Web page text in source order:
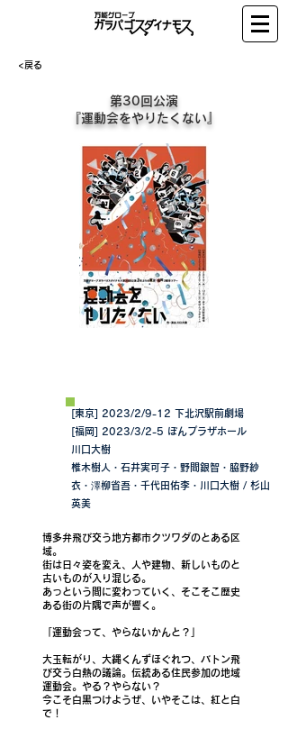
<戻る
第30回公演
『運動会をやりたくない』
[東京] 2023/2/9-12 下北沢駅前劇場
[福岡] 2023/3/2-5 ぽんプラザホール
川口大樹
椎木樹人・石井実可子・野間銀智・脇野紗
衣・澤柳省吾・千代田佑李・川口大樹 / 杉山
英美
博多弁飛び交う地方都市クツワダのとある区
域。
街は日々姿を変え、人や建物、新しいものと
古いものが入り混じる。
あっという間に変わっていく、そこそこ歴史
ある街の片隅で声が響く。
「運動会って、やらないかんと？」
大玉転がり、大縄くんずほぐれつ、バトン飛
び交う白熱の議論。伝統ある住民参加の地域
運動会。やる？やらない？
今こそ白黒つけようぜ、いやそこは、紅と白
で！